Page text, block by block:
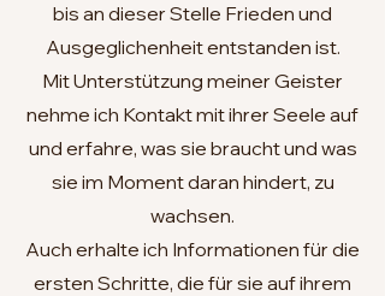
bis an dieser Stelle Frieden und
Ausgeglichenheit entstanden ist.
Mit Unterstützung meiner Geister
nehme ich Kontakt mit ihrer Seele auf
und erfahre, was sie braucht und was
sie im Moment daran hindert, zu
wachsen.
Auch erhalte ich Informationen für die
ersten Schritte, die für sie auf ihrem